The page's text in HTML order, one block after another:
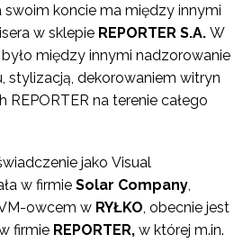
swoim koncie ma między innymi
w sklepie REPORTER S.A. W
między innymi nadzorowanie
stylizacją, dekorowaniem witryn
na terenie całego
jako Visual
w firmie Solar Company,
owcem w RYŁKO, obecnie jest
firmie REPORTER, w której m.in.